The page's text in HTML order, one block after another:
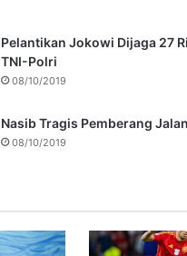
Pelantikan Jokowi Dijaga 27
TNI-Polri
08/10/2019
Nasib Tragis Pemberang
08/10/2019